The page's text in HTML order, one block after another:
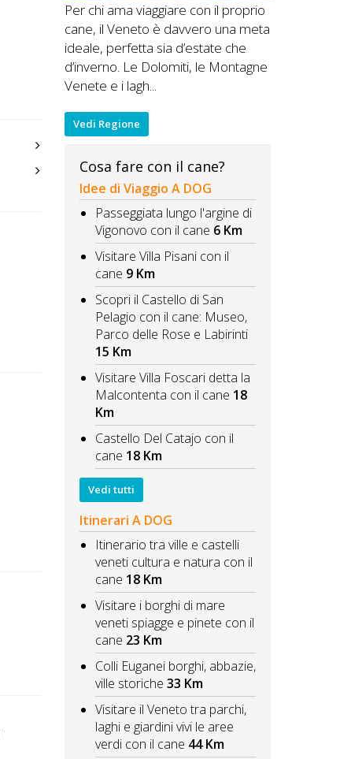
Per chi ama viaggiare con il proprio
cane, il Veneto è davvero una meta
ideale, perfetta sia d’estate che
d’inverno. Le Dolomiti, le Montagne
Venete e i lagh...
Vedi Regione
Cosa fare con il cane?
Idee di Viaggio A DOG
Passeggiata lungo l'argine di
Vigonovo con il cane 6 Km
Visitare Villa Pisani con il
cane 9 Km
Scopri il Castello di San
Pelagio con il cane: Museo,
Parco delle Rose e Labirinti
15 Km
Visitare Villa Foscari detta la
Malcontenta con il cane 18
Km
Castello Del Catajo con il
cane 18 Km
Vedi tutti
Itinerari A DOG
Itinerario tra ville e castelli
veneti cultura e natura con il
cane 18 Km
Visitare i borghi di mare
veneti spiagge e pinete con il
cane 23 Km
Colli Euganei borghi, abbazie,
ville storiche 33 Km
Visitare il Veneto tra parchi,
laghi e giardini vivi le aree
verdi con il cane 44 Km